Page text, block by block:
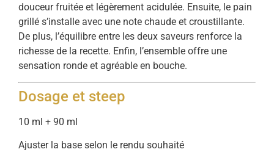
douceur fruitée et légèrement acidulée. Ensuite, le pain
grillé s’installe avec une note chaude et croustillante.
De plus, l’équilibre entre les deux saveurs renforce la
richesse de la recette. Enfin, l’ensemble offre une
sensation ronde et agréable en bouche.
Dosage et steep
10 ml + 90 ml
Ajuster la base selon le rendu souhaité